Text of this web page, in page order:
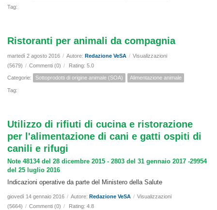
Tag:
Ristoranti per animali da compagnia
martedì 2 agosto 2016 / Autore: Redazione VeSA / Visualizzazioni
(5679) / Commenti (0) / Rating: 5.0
Categorie: Sottoprodotti di origine animale (SOA) Alimentazione animale
Tag:
Utilizzo di rifiuti di cucina e ristorazione
per l'alimentazione di cani e gatti ospiti di
canili e rifugi
Note 48134 del 28 dicembre 2015 - 2803 del 31 gennaio 2017 -29954
del 25 luglio 2016
Indicazioni operative da parte del Ministero della Salute
giovedì 14 gennaio 2016 / Autore: Redazione VeSA / Visualizzazioni
(5664) / Commenti (0) / Rating: 4.8